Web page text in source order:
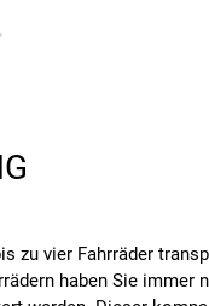
vier Fahrräder
haben Sie